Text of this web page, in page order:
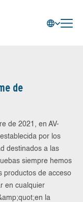
de
de 2021, en AV-
por los
destinados a las
siempre hemos
productos de acceso
en cualquier
la